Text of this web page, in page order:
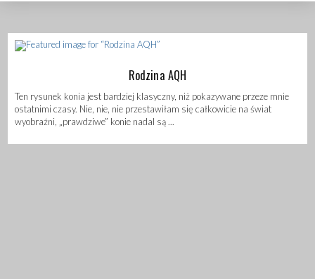
Rodzina AQH
Ten rysunek konia jest bardziej klasyczny, niż pokazywane przeze mnie
ostatnimi czasy. Nie, nie, nie przestawiłam się całkowicie na świat
wyobraźni, „prawdziwe” konie nadal są ...